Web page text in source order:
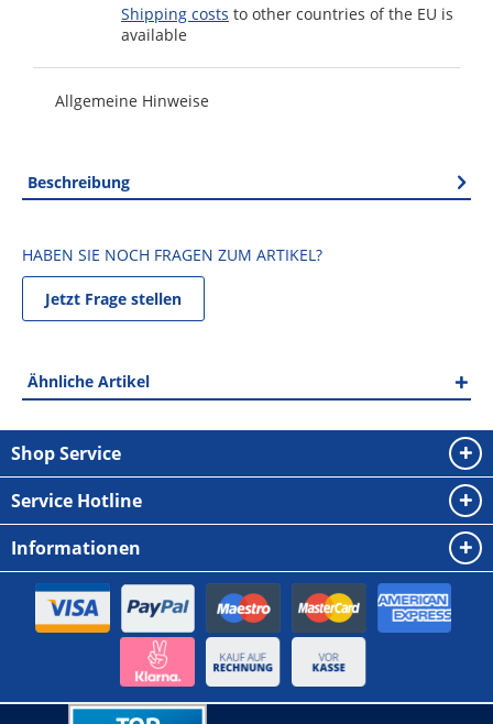
Shipping costs to other countries of the EU is
available
Allgemeine Hinweise
Beschreibung
HABEN SIE NOCH FRAGEN ZUM ARTIKEL?
Jetzt Frage stellen
Ähnliche Artikel
Shop Service
Service Hotline
Informationen